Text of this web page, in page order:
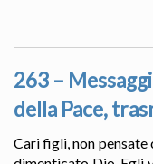
263 –
della Pace,
Cari figli, non